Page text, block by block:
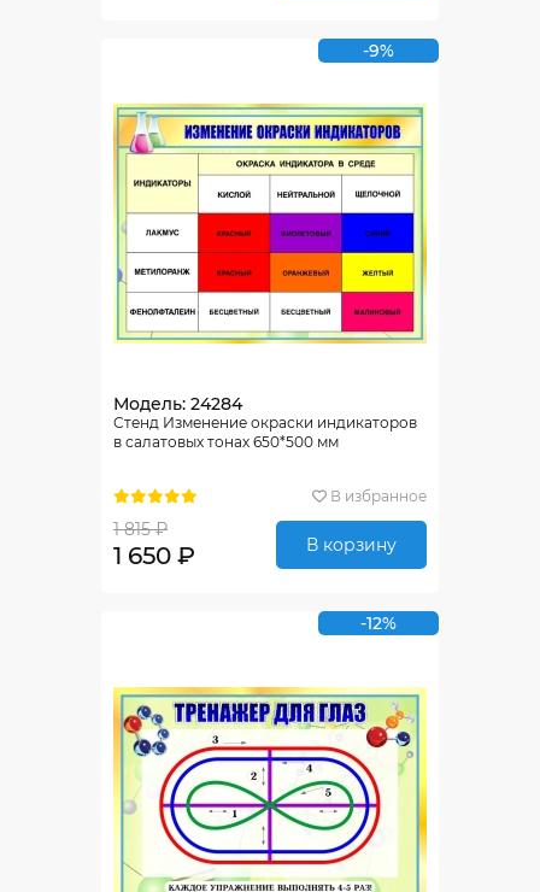
-9%
Модель: 24284
Стенд Изменение окраски индикаторов
в салатовых тонах 650*500 мм
В избранное
1 815 ₽
1 650 ₽ В корзину
-12%